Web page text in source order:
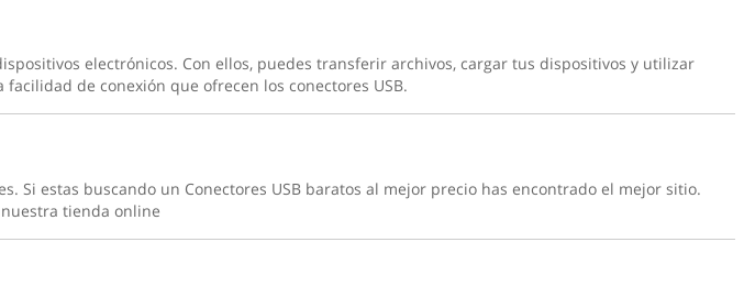
electrónicos. Con ellos, puedes transferir archivos, cargar tus dispositivos y utilizar
de conexión que ofrecen los conectores USB.
Si estas buscando un Conectores USB baratos al mejor precio has encontrado el mejor sitio.
tienda online